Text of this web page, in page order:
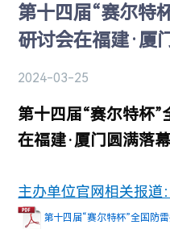
第十四届“赛尔特
研讨会在福建·厦
2024-03-25
第十四届“赛尔特杯
在福建·厦门圆满落
主办单位官网相关报道
第十四届“赛尔特杯”全国防